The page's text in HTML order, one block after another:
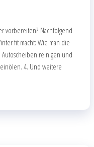
vorbereiten? Nachfolgend
fit macht: Wie man die
Autoscheiben reinigen und
einölen. 4. Und weitere